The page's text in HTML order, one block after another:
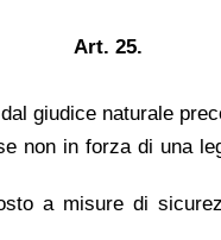
Art. 25.
giudice naturale
non in forza di una
a misure di